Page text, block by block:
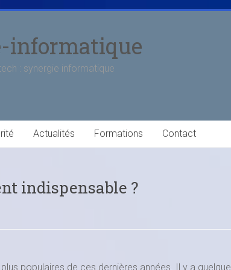
informatique
: synergie informatique
Actualités Formations Contact
indispensable ?
populaires de ces dernières années. Il y a quelque